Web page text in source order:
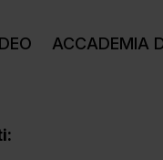
ACCADEMIA